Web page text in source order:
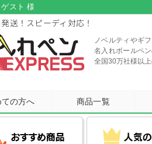
スト 様
送！スピーディ対応！
ノベルティやギ
名入れボールペ
全国30万社様以
の方へ 商品一覧